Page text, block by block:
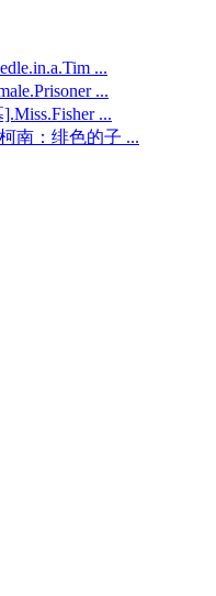
...
...
...
南：绯色的子 ...